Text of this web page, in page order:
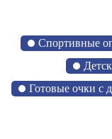
Спортивные
Готовые очки с